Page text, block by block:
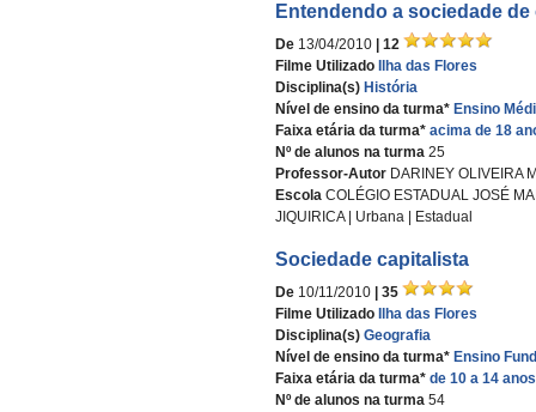
Entendendo a sociedade
De 13/04/2010
| 12
Filme Utilizado
Ilha das Flores
Disciplina(s) História
Nível de ensino da turma* Ensino
Faixa etária da turma* acima de 18
Nº de alunos na turma 25
Professor-Autor DARINEY OLIVEIRA
Escola COLÉGIO ESTADUAL JOSÉ
JIQUIRICA | Urbana | Estadual
Sociedade capitalista
De 10/11/2010
| 35
Filme Utilizado
Ilha das Flores
Disciplina(s) Geografia
Nível de ensino da turma* Ensino
Faixa etária da turma* de 10 a 14 anos
Nº de alunos na turma 54